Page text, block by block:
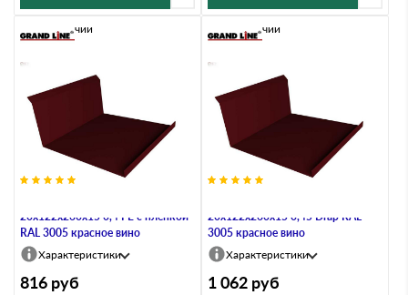
20х122х260х15 0,4 PE с пленкой
RAL 3005 красное вино
В наличии
Характеристики
816 руб
20х122х260х15 0,45 Drap RAL
3005 красное вино
В наличии
Характеристики
1 062 руб